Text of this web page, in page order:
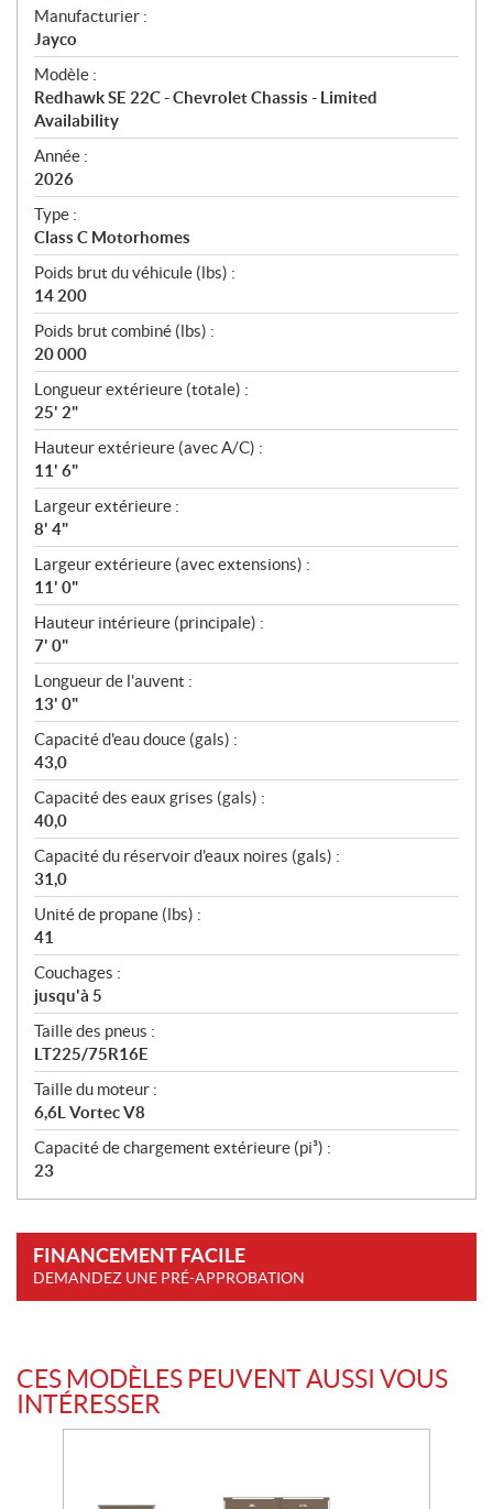
S
p
é
c
i
f
i
c
a
t
i
o
n
s
Manufacturier :
Jayco
Modèle :
Redhawk SE 22C - Chevrolet Chassis - Limited
Availability
Année :
2026
Type :
Class C Motorhomes
Poids brut du véhicule (lbs) :
14 200
Poids brut combiné (lbs) :
20 000
Longueur extérieure (totale) :
25' 2"
Hauteur extérieure (avec A/C) :
11' 6"
Largeur extérieure :
8' 4"
Largeur extérieure (avec extensions) :
11' 0"
Hauteur intérieure (principale) :
7' 0"
Longueur de l'auvent :
13' 0"
Capacité d'eau douce (gals) :
43,0
Capacité des eaux grises (gals) :
40,0
Capacité du réservoir d'eaux noires (gals) :
31,0
Unité de propane (lbs) :
41
Couchages :
jusqu'à 5
Taille des pneus :
LT225/75R16E
Taille du moteur :
6,6L Vortec V8
Capacité de chargement extérieure (pi³) :
23
FINANCEMENT FACILE
DEMANDEZ UNE PRÉ-APPROBATION
CES MODÈLES PEUVENT AUSSI VOUS
INTÉRESSER